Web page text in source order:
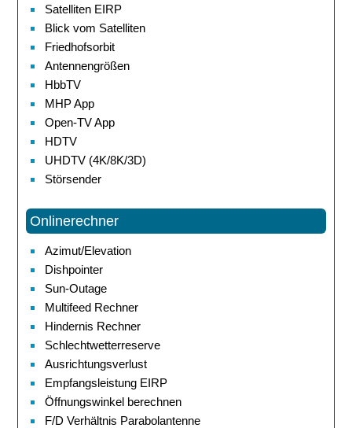
Satelliten EIRP
Blick vom Satelliten
Friedhofsorbit
Antennengrößen
HbbTV
MHP App
Open-TV App
HDTV
UHDTV (4K/8K/3D)
Störsender
Onlinerechner
Azimut/Elevation
Dishpointer
Sun-Outage
Multifeed Rechner
Hindernis Rechner
Schlechtwetterreserve
Ausrichtungsverlust
Empfangsleistung EIRP
Öffnungswinkel berechnen
F/D Verhältnis Parabolantenne